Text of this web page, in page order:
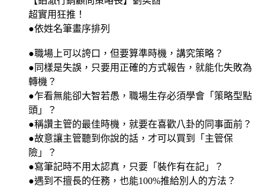
超實用狂推！
●依姓名筆畫序排列
●職場上可以誇口，但要算準時機，講究策略？
●同樣是失誤，只要用正確的方式報告，就能化失敗為
轉機？
●乍看無能卻大智若愚，職場生存必須學會「策略型點
頭」？
●稱讚主管的最佳時機，就要在喜歡八卦的同事面前？
●故意讓主管聽到你說的話，才可以買到「主管保
險」？
●寫筆記時不用太認真，只要「裝作有在記」？
●遇到不擅長的任務，也能100%推給別人的方法？